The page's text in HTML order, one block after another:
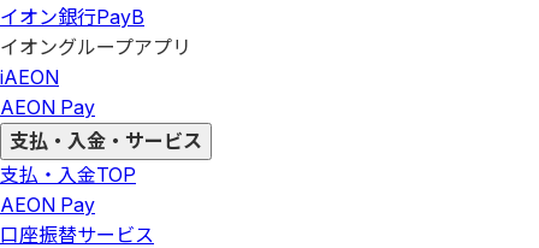
イオン銀行PayB
イオングループアプリ
iAEON
AEON Pay
支払・入金・サービス
支払・入金TOP
AEON Pay
口座振替サービス